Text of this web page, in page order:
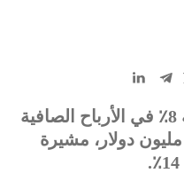
تعلن فونتيرا عن زيادة بنسبة 8٪ في الأرباح الصافية
للنصف الأول لتصل إلى 729 مليون دولار، مشيرة